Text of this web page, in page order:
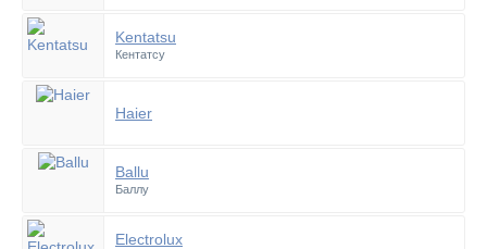
Kentatsu
Кентатсу
Haier
Ballu
Баллу
Electrolux